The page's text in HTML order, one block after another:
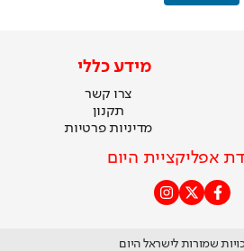
מידע כללי
צרו קשר
תקנון
מדיניות פרטיות
אפליקציית היום
שמורות לישראל היום